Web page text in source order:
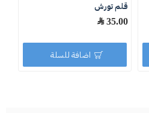
قلم تورش
35.00 ﷼
اضافة للسلة